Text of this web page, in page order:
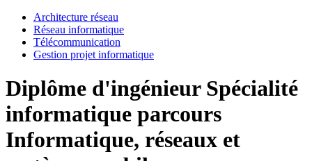
Architecture réseau
Réseau informatique
Télécommunication
Gestion projet informatique
Diplôme d'ingénieur Spécialité
informatique parcours
Informatique, réseaux et